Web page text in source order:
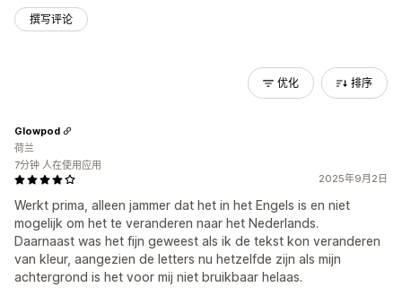
撰写评论
优化 排序
2025年9月2日
Werkt prima, alleen jammer dat het in het Engels is en niet
mogelijk om het te veranderen naar het Nederlands.
Daarnaast was het fijn geweest als ik de tekst kon veranderen
van kleur, aangezien de letters nu hetzelfde zijn als mijn
achtergrond is het voor mij niet bruikbaar helaas.
Glowpod
荷兰
7分钟 人在使用应用